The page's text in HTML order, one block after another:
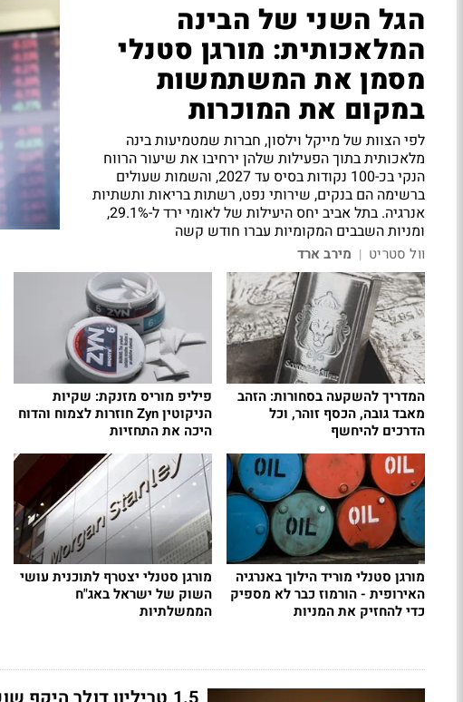
הגל השני של הבינה
המלאכותית: מורגן סטנלי
מסמן את המשתמשות
במקום את המוכרות
לפי הצוות של מייקל וילסון, חברות שמטמיעות בינה
מלאכותית בתוך הפעילות שלהן ירחיבו את שיעור הרווח
הנקי בכ-100 נקודות בסיס עד 2027, והשמות שעולים
ברשימה הם בנקים, שירותי נפט, רשתות בריאות ותשתיות
אנרגיה. בתל אביב יחס היעילות של לאומי ירד ל-29.1%,
ומניות השבבים המקומיות עברו חודש קשה
וול סטריט | מירב ארד
המדריך להשקעה בסחורות: הזהב
מאבד גובה, הכסף זוהר, וכל
הדרכים להיחשף
פיליפ מוריס מזנקת: שקיות
הניקוטין Zyn חוזרות לצמוח והדוח
היכה את התחזיות
מורגן סטנלי מוריד הילוך באנרגיה
האירופית - הורמוז כבר לא מספיק
כדי להחזיק את המניות
מורגן סטנלי יצטרף לתוכנית עושי
השוק של ישראל באג"ח
הממשלתיות